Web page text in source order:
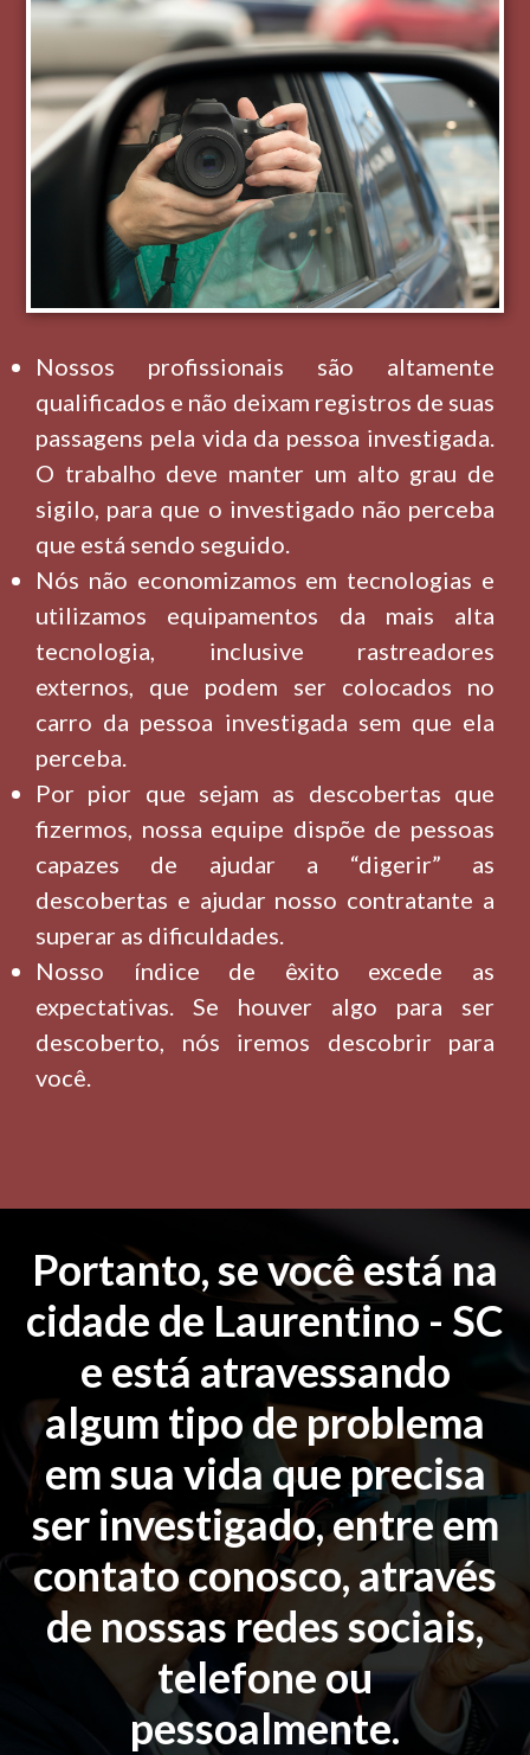
Nossos profissionais são altamente
qualificados e não deixam registros de suas
passagens pela vida da pessoa investigada.
O trabalho deve manter um alto grau de
sigilo, para que o investigado não perceba
que está sendo seguido.
Nós não economizamos em tecnologias e
utilizamos equipamentos da mais alta
tecnologia, inclusive rastreadores
externos, que podem ser colocados no
carro da pessoa investigada sem que ela
perceba.
Por pior que sejam as descobertas que
fizermos, nossa equipe dispõe de pessoas
capazes de ajudar a “digerir” as
descobertas e ajudar nosso contratante a
superar as dificuldades.
Nosso índice de êxito excede as
expectativas. Se houver algo para ser
descoberto, nós iremos descobrir para
você.
Portanto, se você está na
cidade de Laurentino - SC
e está atravessando
algum tipo de problema
em sua vida que precisa
ser investigado, entre em
contato conosco, através
de nossas redes sociais,
telefone ou
pessoalmente.